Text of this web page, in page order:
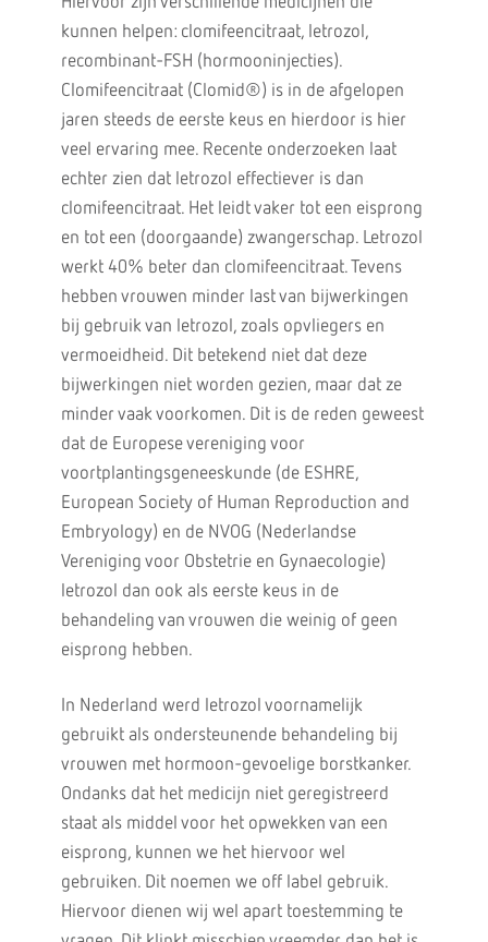
kunnen helpen: clomifeencitraat, letrozol,
recombinant-FSH (hormooninjecties).
Clomifeencitraat (Clomid®) is in de afgelopen
jaren steeds de eerste keus en hierdoor is hier
veel ervaring mee. Recente onderzoeken laat
echter zien dat letrozol effectiever is dan
clomifeencitraat. Het leidt vaker tot een eisprong
en tot een (doorgaande) zwangerschap. Letrozol
werkt 40% beter dan clomifeencitraat. Tevens
hebben vrouwen minder last van bijwerkingen
bij gebruik van letrozol, zoals opvliegers en
vermoeidheid. Dit betekend niet dat deze
bijwerkingen niet worden gezien, maar dat ze
minder vaak voorkomen. Dit is de reden geweest
dat de Europese vereniging voor
voortplantingsgeneeskunde (de ESHRE,
European Society of Human Reproduction and
Embryology) en de NVOG (Nederlandse
Vereniging voor Obstetrie en Gynaecologie)
letrozol dan ook als eerste keus in de
behandeling van vrouwen die weinig of geen
eisprong hebben.
In Nederland werd letrozol voornamelijk
gebruikt als ondersteunende behandeling bij
vrouwen met hormoon-gevoelige borstkanker.
Ondanks dat het medicijn niet geregistreerd
staat als middel voor het opwekken van een
eisprong, kunnen we het hiervoor wel
gebruiken. Dit noemen we off label gebruik.
Hiervoor dienen wij wel apart toestemming te